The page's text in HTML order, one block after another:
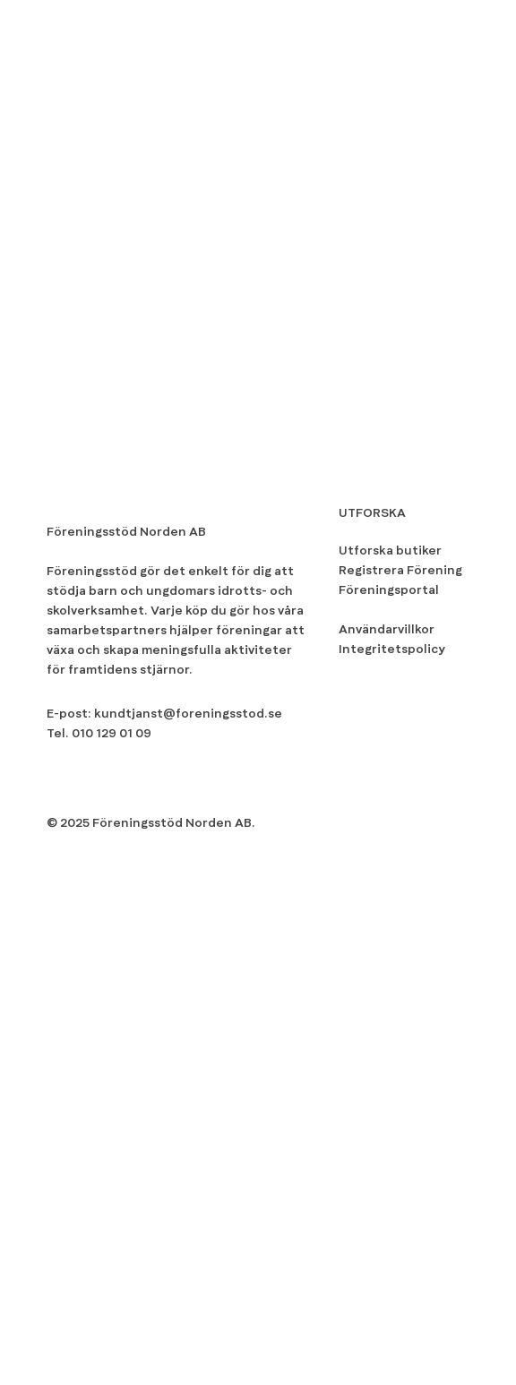
Föreningsstöd Norden AB
Föreningsstöd gör det enkelt för dig att
stödja barn och ungdomars idrotts- och
skolverksamhet. Varje köp du gör hos våra
samarbetspartners hjälper föreningar att
växa och skapa meningsfulla aktiviteter
för framtidens stjärnor.
E-post: kundtjanst@foreningsstod.se
Tel. 010 129 01 09
UTFORSKA
Utforska butiker
Registrera Förening
Föreningsportal
Användarvillkor
Integritetspolicy
© 2025 Föreningsstöd Norden AB.